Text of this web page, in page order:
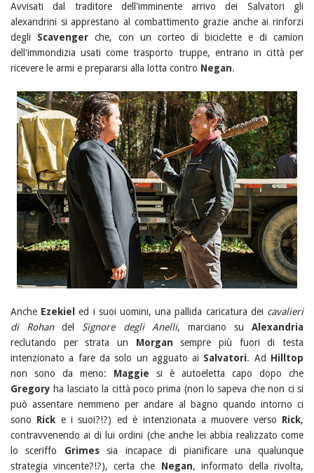
Avvisati dal traditore dell'imminente arrivo dei Salvatori gli
alexandrini si apprestano al combattimento grazie anche ai rinforzi
degli Scavengerche, con un corteo di biciclette e di camion
dell'immondizia usati come trasporto truppe, entrano in città per
ricevere le armi e prepararsi alla lotta contro Negan.
Anche Ezekiel ed i suoi uomini, una pallida caricatura dei cavalieri
di Rohandel Signore degli Anelli, marciano su Alexandria
reclutando per strata un Morgan sempre più fuori di testa
intenzionato a fare da solo un agguato ai Salvatori. Ad Hilltop
non sono da meno: Maggie si è autoeletta capo dopo che
Gregory ha lasciato la città poco prima (non lo sapeva che non ci si
può assentare nemmeno per andare al bagno quando intorno ci
sono Rick e i suoi?!?) ed è intenzionata a muovere verso Rick,
contravvenendo ai di lui ordini (che anche lei abbia realizzato come
lo sceriffo Grimessia incapace di pianificare una qualunque
strategia vincente?!?), certa che Negan, informato della rivolta,